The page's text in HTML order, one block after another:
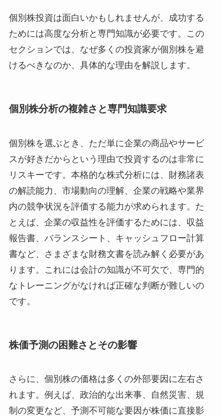
個別株投資は面白いかもしれませんが、成功する
ためには高度な分析と専門知識が必要です。この
セクションでは、なぜ多くの投資家が個別株を避
けるべきなのか、具体的な理由を解説します。
個別株分析の複雑さと専門知識要求
個別株を選ぶとき、ただ単に企業の商品やサービ
スが好きだからという理由で投資するのは非常に
リスキーです。本格的な株式分析には、財務諸表
の解読能力、市場動向の理解、企業の戦略や業界
内の競争状況を評価する能力が求められます。た
とえば、企業の収益性を評価するためには、収益
報告書、バランスシート、キャッシュフロー計算
書など、さまざまな財務文書を読み解く必要があ
ります。これには会計の知識が不可欠で、専門的
なトレーニングがなければ正確な判断が難しいの
です。
株価予測の困難さとその影響
さらに、個別株の価格は多くの外部要因に左右さ
れます。例えば、政治的な出来事、自然災害、規
制の変更など、予測不可能な要因が株価に直接影